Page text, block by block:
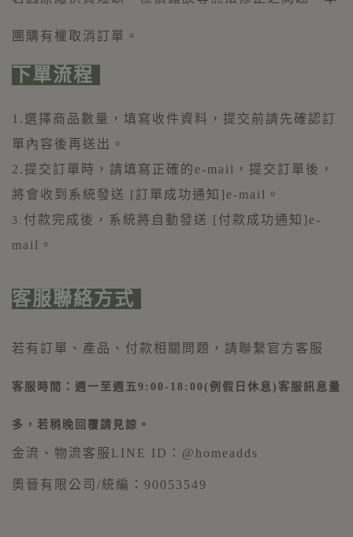
團購有權取消訂單。
下單流程
1.選擇商品數量，填寫收件資料，提交前請先確認訂
單內容後再送出。
2.提交訂單時，請填寫正確的e-mail，提交訂單後，
將會收到系統發送 [訂單成功通知]e-mail。
3. 付款完成後，系統將自動發送 [付款成功通知]e-
mail。
客服聯絡方式
若有訂單、產品、付款相關問題，請聯繫官方客服
客服時間：週一至週五9:00-18:00(例假日休息)客服訊息量
多，若稍晚回覆請見諒。
金流、物流 客服LINE ID：@homeadds
奧晉有限公司/統編：90053549